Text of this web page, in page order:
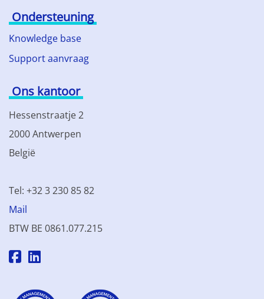
Ondersteuning
Knowledge base
Support aanvraag
Ons kantoor
Hessenstraatje 2
2000 Antwerpen
België
Tel: +32 3 230 85 82
Mail
BTW BE 0861.077.215